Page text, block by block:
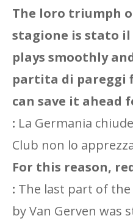
The loro triumph
stagione is stato
plays smoothly
partita di pareggi
can save it ahead
: La Germania
Club non lo
For this reason,
: The last part of
by Van Gerven was